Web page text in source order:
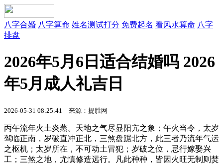
八字合婚 八字算命 姓名测试打分 免费起名 看风水算命 八字
排盘
2026年5月6日适合结婚吗 2026
年5月成人礼吉日
2026-05-31 08:25:41 来源：提胜网
丙午流年火土炎蒸。天地之气尽显阳亢之象；午火当令，太岁
驾临正南，岁破直冲正北，三煞盘踞北方，此三者乃流年气运
之枢机；太岁所在，不可动土冒犯；岁破之位，忌行嫁娶兴
工；三煞之地，尤慎修造远行。凡此种种，皆因火旺无制则焚